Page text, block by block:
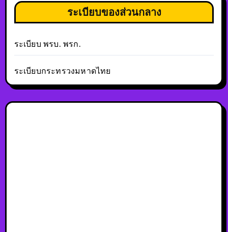
ระเบียบของส่วนกลาง
ระเบียบ พรบ. พรก.
ระเบียบกระทรวงมหาดไทย